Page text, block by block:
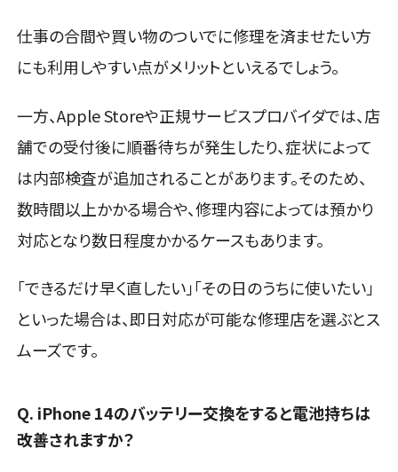
仕事の合間や買い物のついでに修理を済ませたい方
にも利用しやすい点がメリットといえるでしょう。
一方、Apple Storeや正規サービスプロバイダでは、店
舗での受付後に順番待ちが発生したり、症状によって
は内部検査が追加されることがあります。そのため、
数時間以上かかる場合や、修理内容によっては預かり
対応となり数日程度かかるケースもあります。
「できるだけ早く直したい」「その日のうちに使いたい」
といった場合は、即日対応が可能な修理店を選ぶとス
ムーズです。
Q. iPhone 14のバッテリー交換をすると電池持ちは
改善されますか？